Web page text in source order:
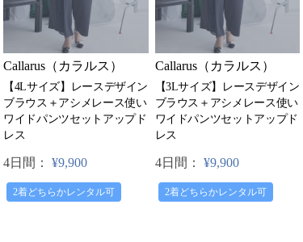
Callarus（カラルス）
【4Lサイズ】レースデザイン
ブラウス＋アシメレース使い
ワイドパンツセットアップド
レス
4日間： ¥9,900
2着どちらかレンタル可
Callarus（カラルス）
【3Lサイズ】レースデザイン
ブラウス＋アシメレース使い
ワイドパンツセットアップド
レス
4日間： ¥9,900
2着どちらかレンタル可